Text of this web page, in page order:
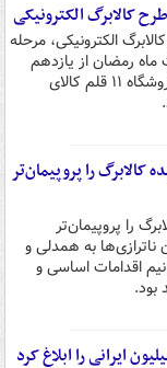
کالابرگ الکترونیکی
الکترونیکی، مرحله
رمضان از یازدهم
اسفندماه آغاز شده و ۱۳ فروشگاه ۱۱ قلم کالای
کالابرگ را پروپیمان‌تر
را پروپیمان‌تر
ناترازی‌ها به همدلی و
اقدامات اساسی و
بود.